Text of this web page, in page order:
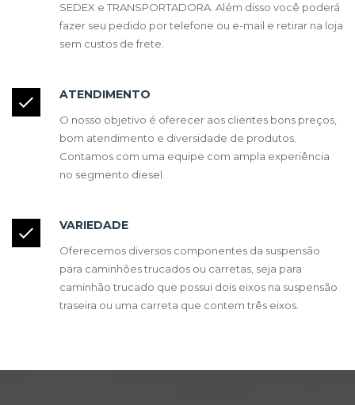
SEDEX e TRANSPORTADORA. Além disso você poderá
fazer seu pedido por telefone ou e-mail e retirar na loja
sem custos de frete.
ATENDIMENTO
O nosso objetivo é oferecer aos clientes bons preços,
bom atendimento e diversidade de produtos.
Contamos com uma equipe com ampla experiência
no segmento diesel.
VARIEDADE
Oferecemos diversos componentes da suspensão
para caminhões trucados ou carretas, seja para
caminhão trucado que possui dois eixos na suspensão
traseira ou uma carreta que contem três eixos.